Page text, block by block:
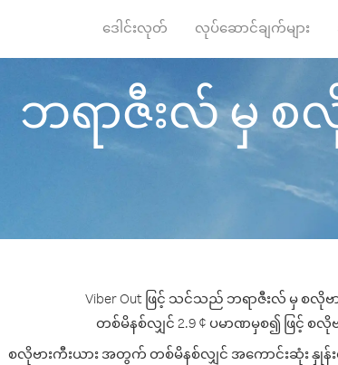
ဒေါင်းလုတ် လုပ်ဆောင်ချက်များ
ဘရာဇီးလ် မှ စ
Viber Out ဖြင့် သင်သည် ဘရာဇီးလ် မှ စလို
တစ်မိနစ်လျှင် 2.9 ¢ ပမာဏမှစ၍ ဖြင့် စ
စလိုဗားကီးယား အတွက် တစ်မိနစ်လျှင် အကောင်းဆုံး နှုန်